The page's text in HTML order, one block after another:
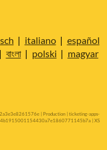
| italiano| español
| বাংলা| polski | magyar
| Production | ticketing-apps-
| XS